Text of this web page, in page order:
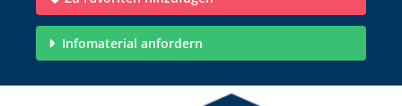
Infomaterial anfordern